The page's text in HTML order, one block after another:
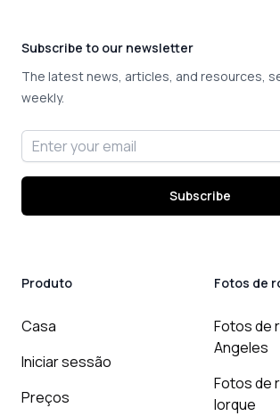
Subscribe to our newsletter
The latest news, articles, and resources,
weekly.
Email address
Subscribe
Produto
Casa
Iniciar sessão
Preços
Fotos de
Fotos de
Angeles
Fotos de
Iorque